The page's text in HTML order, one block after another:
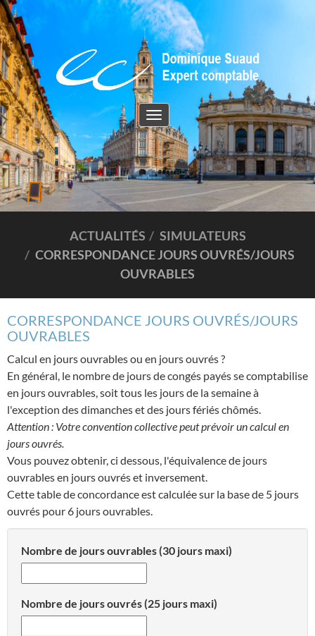
Toggle
navigation
ACTUALITÉS
SIMULATEURS
CORRESPONDANCE JOURS OUVRÉS/JOURS
OUVRABLES
CORRESPONDANCE JOURS OUVRÉS/JOURS
OUVRABLES
Calcul en jours ouvrables ou en jours ouvrés ?
En général, le nombre de jours de congés payés se comptabilise
en jours ouvrables, soit tous les jours de la semaine à
l'exception des dimanches et des jours fériés chômés.
Attention : Votre convention collective peut prévoir un calcul en
jours ouvrés.
Vous pouvez obtenir, ci dessous, l'équivalence de jours
ouvrables en jours ouvrés et inversement.
Cette table de concordance est calculée sur la base de 5 jours
ouvrés pour 6 jours ouvrables.
Nombre de jours ouvrables (30 jours maxi)
Nombre de jours ouvrés (25 jours maxi)